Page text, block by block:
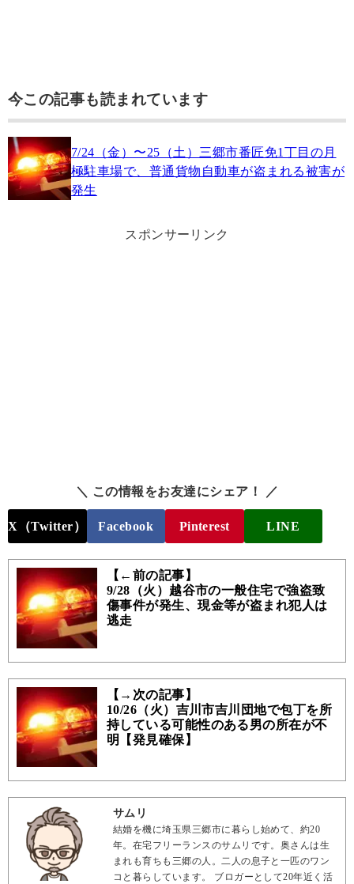
今この記事も読まれています
7/24（金）〜25（土）三郷市番匠免1丁目の月
極駐車場で、普通貨物自動車が盗まれる被害が
発生
スポンサーリンク
＼ この情報をお友達にシェア！ ／
X（Twitter） Facebook Pinterest LINE
【←前の記事】
9/28（火）越谷市の一般住宅で強盗致
傷事件が発生、現金等が盗まれ犯人は
逃走
【→次の記事】
10/26（火）吉川市吉川団地で包丁を所
持している可能性のある男の所在が不
明【発見確保】
サムリ
結婚を機に埼玉県三郷市に暮らし始めて、約20
年。在宅フリーランスのサムリです。奥さんは生
まれも育ちも三郷の人。二人の息子と一匹のワン
コと暮らしています。 ブロガーとして20年近く活